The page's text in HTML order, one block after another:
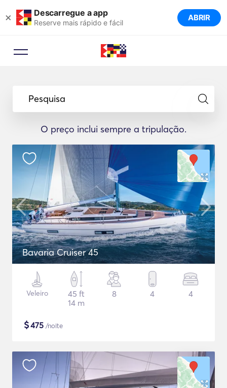
× Descarregue a app
Reserve mais rápido e fácil ABRIR
Pesquisa
O preço inclui sempre a tripulação.
Bavaria Cruiser 45
Veleiro
45 ft
14 m
8 4 4
$475 /noite